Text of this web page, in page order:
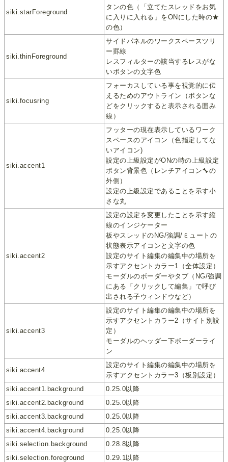
siki.starForeground
タンの色（「立てたスレッドをお気
に入りに入れる」をONにした時の★
の色）
siki.thinForeground
サイドパネルのワークスペースツリ
ー罫線
レスフィルターの該当するレスがな
いボタンの文字色
siki.focusring
フォーカスしている事を視覚的に伝
えるためのアウトライン（ボタンな
どをクリックすると表示される囲み
線）
siki.accent1
フッターの現在表示しているワーク
スペースのアイコン（色指定してな
いアイコン)
設定の上級設定がONの時の上級設定
ボタン背景色（レンチアイコン🔧の
外側）
設定の上級設定であることを示す小
さな丸
siki.accent2
設定の設定を変更したことを示す縦
線のインジケーター
板やスレッドのNG/強調/ミュートの
状態表示アイコンと文字の色
設定のサイト編集の編集中の場所を
示すアクセントカラー1（全体設定）
モーダルのボーダーやタブ（NG/強調
にある「クリックして編集」で呼び
出される子ウィンドウなど）
siki.accent3
設定のサイト編集の編集中の場所を
示すアクセントカラー2（サイト別設
定）
モーダルのヘッダー下ボーダーライ
ン
siki.accent4
設定のサイト編集の編集中の場所を
示すアクセントカラー3（板別設定）
siki.accent1.background
0.25.0以降
siki.accent2.background
0.25.0以降
siki.accent3.background
0.25.0以降
siki.accent4.background
0.25.0以降
siki.selection.background
0.28.8以降
siki.selection.foreground
0.29.1以降